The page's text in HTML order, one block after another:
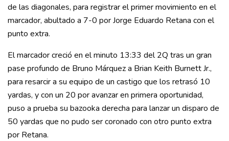
de las diagonales, para registrar el primer movimiento en el
marcador, abultado a 7-0 por Jorge Eduardo Retana con el
punto extra.
El marcador creció en el minuto 13:33 del 2Q tras un gran
pase profundo de Bruno Márquez a Brian Keith Burnett Jr.,
para resarcir a su equipo de un castigo que los retrasó 10
yardas, y con un 20 por avanzar en primera oportunidad,
puso a prueba su bazooka derecha para lanzar un disparo de
50 yardas que no pudo ser coronado con otro punto extra
por Retana.